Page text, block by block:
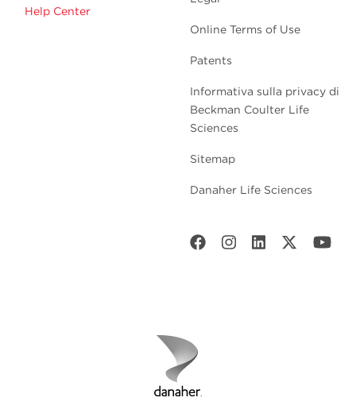
Help Center
Online Terms of Use
Patents
Informativa sulla privacy di
Beckman Coulter Life
Sciences
Sitemap
Danaher Life Sciences